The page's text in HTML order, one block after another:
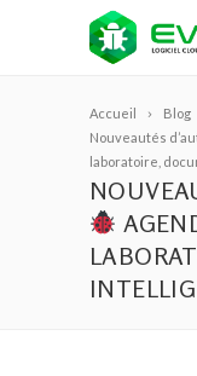
Accueil
Blog
Nouveautés
laboratoire,